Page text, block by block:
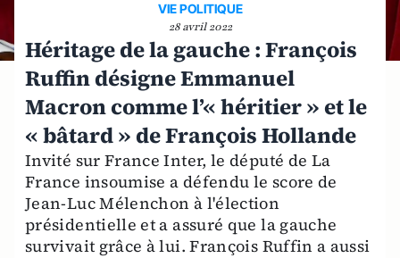
VIE POLITIQUE
28 avril 2022
Héritage de la gauche : François
Ruffin désigne Emmanuel
Macron comme l’« héritier » et le
« bâtard » de François Hollande
Invité sur France Inter, le député de La
France insoumise a défendu le score de
Jean-Luc Mélenchon à l'élection
présidentielle et a assuré que la gauche
survivait grâce à lui. François Ruffin a aussi